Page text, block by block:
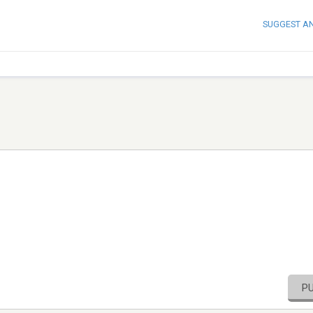
SUGGEST